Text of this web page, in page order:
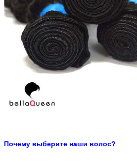
Почему выберите наши волос?